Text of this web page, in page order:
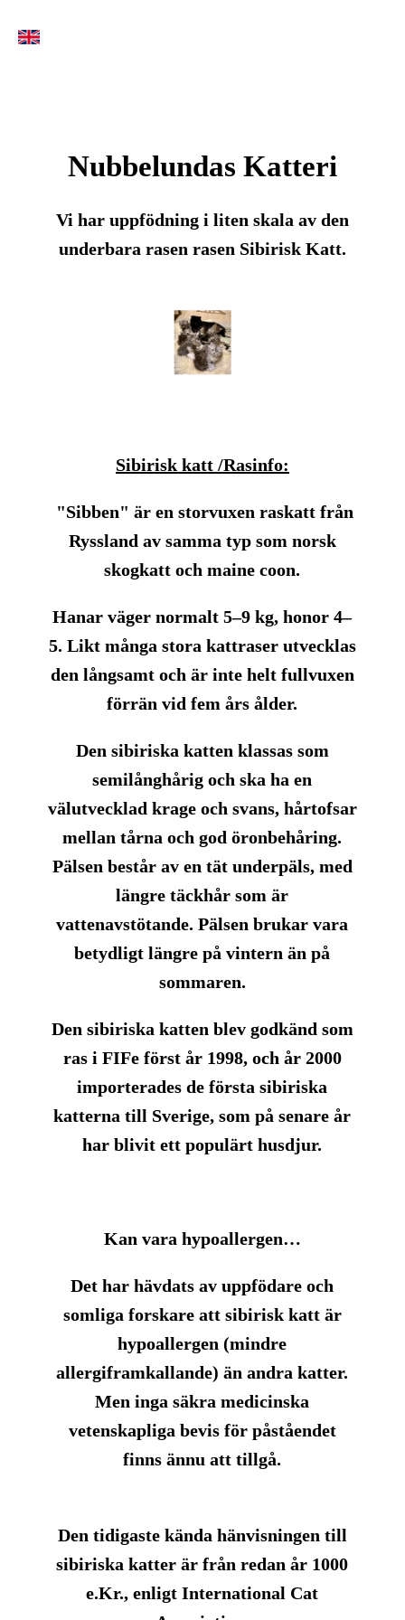
Nubbelundas Katteri
Vi har uppfödning i liten skala av den
underbara rasen rasen Sibirisk Katt.
Sibirisk katt /Rasinfo:
"Sibben" är en storvuxen raskatt från
Ryssland av samma typ som norsk
skogkatt och maine coon.
Hanar väger normalt 5–9 kg, honor 4–
5. Likt många stora kattraser utvecklas
den långsamt och är inte helt fullvuxen
förrän vid fem års ålder.
Den sibiriska katten klassas som
semilånghårig och ska ha en
välutvecklad krage och svans, hårtofsar
mellan tårna och god öronbehåring.
Pälsen består av en tät underpäls, med
längre täckhår som är
vattenavstötande. Pälsen brukar vara
betydligt längre på vintern än på
sommaren.
Den sibiriska katten blev godkänd som
ras i FIFe först år 1998, och år 2000
importerades de första sibiriska
katterna till Sverige, som på senare år
har blivit ett populärt husdjur.
Kan vara hypoallergen…
Det har hävdats av uppfödare och
somliga forskare att sibirisk katt är
hypoallergen (mindre
allergiframkallande) än andra katter.
Men inga säkra medicinska
vetenskapliga bevis för påståendet
finns ännu att tillgå.
Den tidigastekända hänvisningen till
sibiriska katter är från redan år 1000
e.Kr., enligtInternational Cat